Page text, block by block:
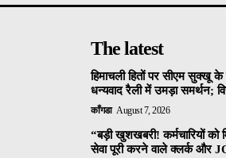
The latest
हिमाचली हितों पर सीएम सुक्खू
धन्यवाद रैली में उमड़ा समर्थन;
काँगडा August 7, 2026
“बड़ी खुशखबरी! कर्मचारियों को
सेवा पूरी करने वाले क्लर्क और